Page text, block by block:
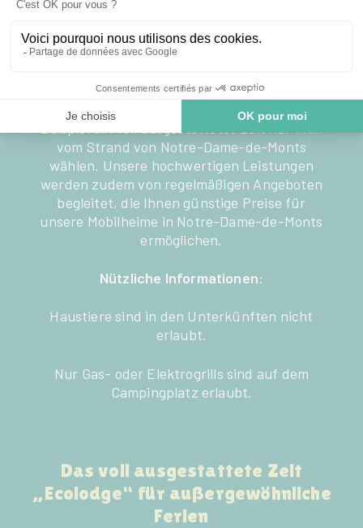
Lust auf Urlaub am Meer, ohne Ihr Budget zu
sprengen? Im Clos du Bourg, einem günstigen
Unterkünfte mit dem besten Preis-
Leistungs-Verhältnis. Sie können zum
Beispiel ein voll ausgestattetes Zelt nur 1 km
vom Strand von Notre-Dame-de-Monts
wählen. Unsere hochwertigen Leistungen
werden zudem von regelmäßigen Angeboten
begleitet, die Ihnen günstige Preise für
unsere Mobilheime in Notre-Dame-de-Monts
ermöglichen.
Nützliche Informationen:
Haustiere sind in den Unterkünften nicht
erlaubt.
Nur Gas- oder Elektrogrills sind auf dem
Campingplatz erlaubt.
Das voll ausgestattete Zelt
„Ecolodge“ für außergewöhnliche
Ferien